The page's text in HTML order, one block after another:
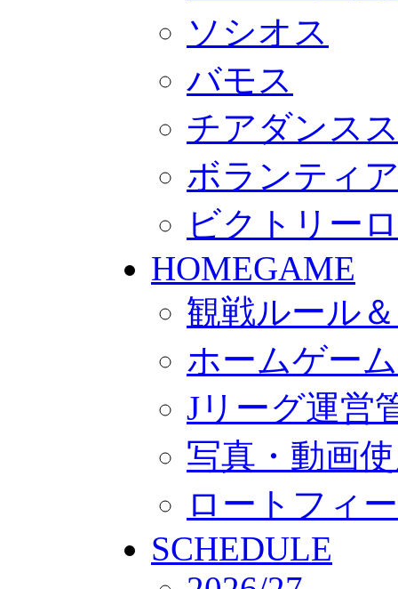
ソシオス
バモス
チアダンス
ボランティ
ビクトリー
HOMEGAME
観戦ルール
ホームゲー
Jリーグ運営
写真・動画
ロートフィ
SCHEDULE